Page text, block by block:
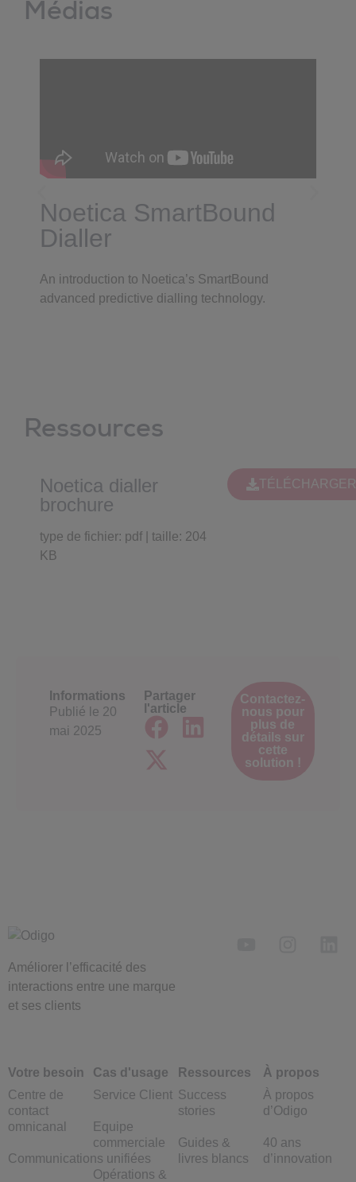
Médias
Noetica SmartBound
Dialler
An introduction to Noetica’s SmartBound
advanced predictive dialling technology.
Ressources
Noetica dialler
brochure
type de fichier: pdf | taille: 204
KB
Informations
Publié le 20
mai 2025
Partager
l'article
Contactez-
nous pour
plus de
détails sur
cette
solution !
Améliorer l’efficacité des
interactions entre une marque
et ses clients
Votre besoin
Centre de
contact
omnicanal
Communications unifiées
Cas d'usage
Service Client
Equipe
commerciale
Opérations &
Ressources
Success
stories
Guides &
livres blancs
À propos
À propos
d’Odigo
40 ans
d’innovation